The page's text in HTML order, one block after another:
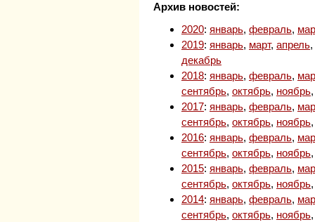
Архив новостей:
2020: январь, февраль,
2019: январь, март, апрель,
декабрь
2018: январь, февраль,
сентябрь, октябрь, ноябрь
2017: январь, февраль,
сентябрь, октябрь, ноябрь
2016: январь, февраль,
сентябрь, октябрь, ноябрь
2015: январь, февраль,
сентябрь, октябрь, ноябрь
2014: январь, февраль,
сентябрь, октябрь, ноябрь